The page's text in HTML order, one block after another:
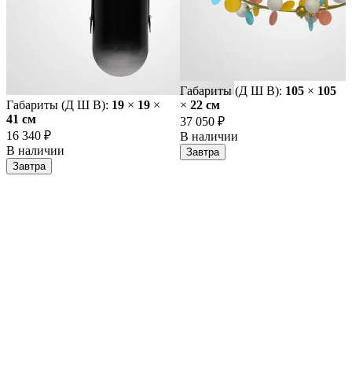
Габариты (Д Ш В): 19 × 19 ×
41 cм
16 340 ₽
В наличии
Завтра
Габариты (Д Ш В): 105 × 105
× 22 cм
37 050 ₽
В наличии
Завтра